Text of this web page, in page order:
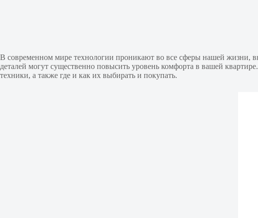
В современном мире технологии проникают во все сферы нашей жизни,
деталей могут существенно повысить уровень комфорта в вашей
техники, а также где и как их выбирать и покупать.